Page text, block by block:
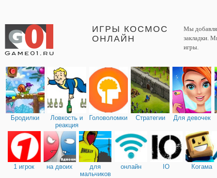
ИГРЫ КОСМОС
ОНЛАЙН
Мы
закладки.
игры.
Бродилки
Ловкость и
реакция
Головоломки Стратегии Для девочек
1 игрок на двоих
для
мальчиков
онлайн IO Когама